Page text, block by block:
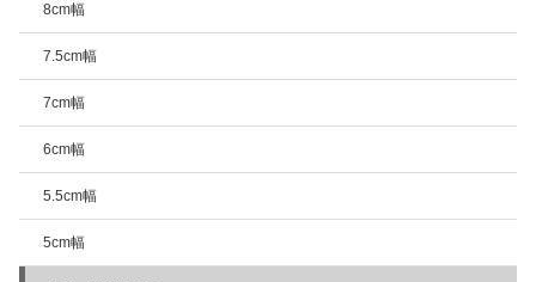
8cm幅
7.5cm幅
7cm幅
6cm幅
5.5cm幅
5cm幅